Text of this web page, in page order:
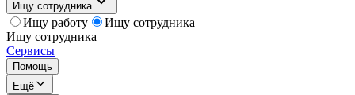
Ищу сотрудника
Ищу работу
Ищу сотрудника
Ищу сотрудника
Сервисы
Помощь
Ещё